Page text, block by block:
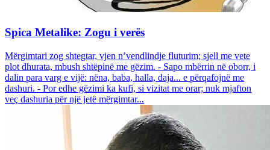
Spica Metalike: Zogu i verës
Mërgimtari zog shtegtar, vjen n’vendlindje fluturim; sjell me vete
plot dhurata, mbush shtëpinë me gëzim. - Sapo mbërrin në oborr, i
dalin para varg e vijë: nëna, baba, halla, daja... e përqafojnë me
dashuri. - Por edhe gëzimi ka kufi, si vizitat me orar; nuk mjafton
veç dashuria për një jetë mërgimtar...